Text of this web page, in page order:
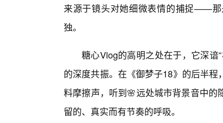
来源于镜头对她细微表情的捕捉——
独。
糖心Vlog的高明之处在于，它深谙
的深度共振。在《御梦子18》的后半
料摩擦声，听到🌸远处城市背景音中
留的、真实而有节奏的呼吸。